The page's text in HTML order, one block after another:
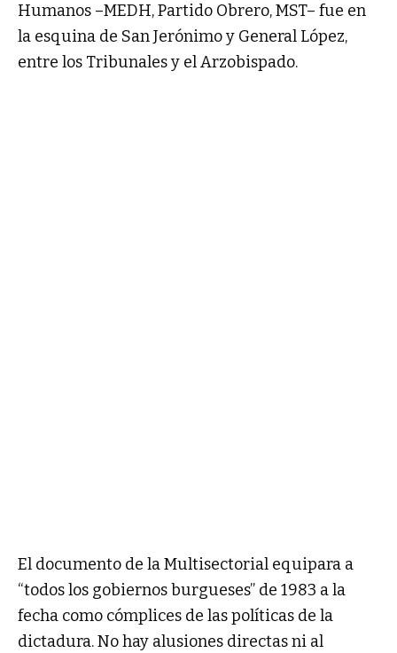
Humanos –MEDH, Partido Obrero, MST– fue en
la esquina de San Jerónimo y General López,
entre los Tribunales y el Arzobispado.
El documento de la Multisectorial equipara a
“todos los gobiernos burgueses” de 1983 a la
fecha como cómplices de las políticas de la
dictadura. No hay alusiones directas ni al